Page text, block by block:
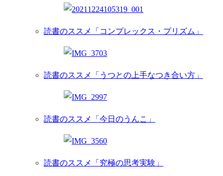
読書のススメ「コンプレックス・プリズム」
読書のススメ「うつとの上手なつき合い方」
読書のススメ「今日のうんこ」
読書のススメ「究極の思考実験」